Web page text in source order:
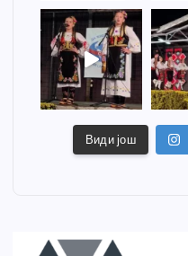
Види још